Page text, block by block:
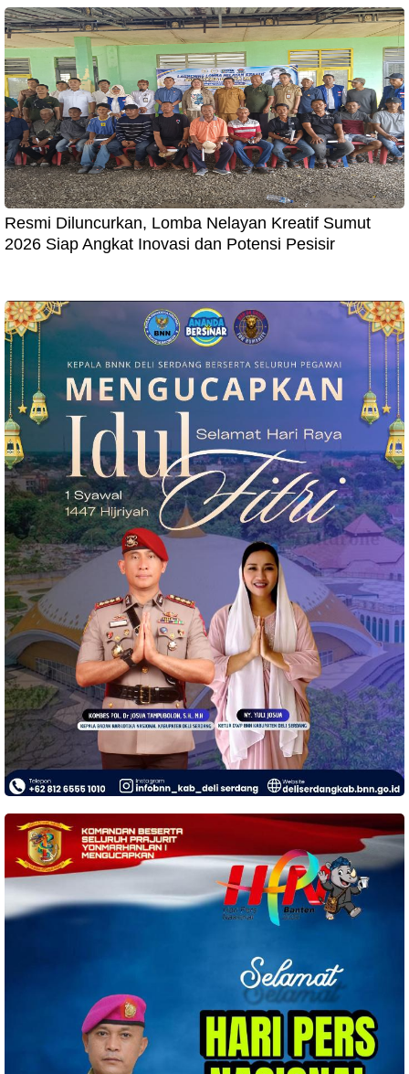
Resmi Diluncurkan, Lomba Nelayan Kreatif Sumut
2026 Siap Angkat Inovasi dan Potensi Pesisir